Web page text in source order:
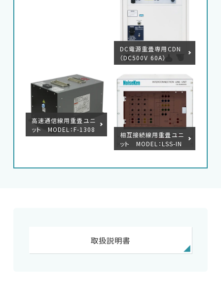
DC電源重畳専用CDN
（DC500V 60A）
高速通信線用重畳ユニ
ット MODEL：F-1308
14-1004
相互接続線用重畳ユニ
ット MODEL：LSS-IN
J6401SIG
取扱説明書